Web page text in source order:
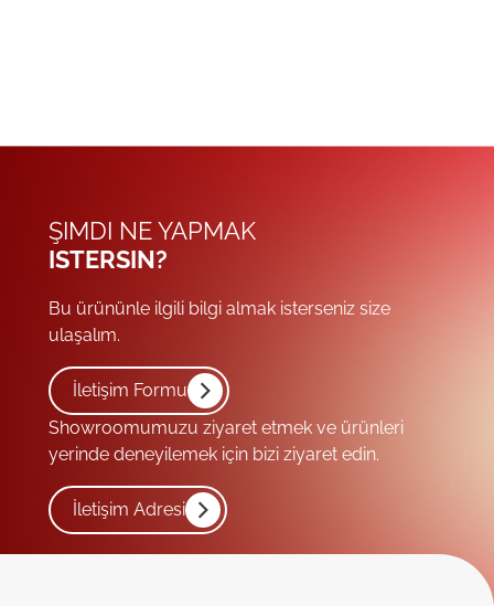
ŞIMDI NE YAPMAK
ISTERSIN?
Bu ürününle ilgili bilgi almak isterseniz size
ulaşalım.
İletişim Formu
Showroomumuzu ziyaret etmek ve ürünleri
yerinde deneyilemek için bizi ziyaret edin.
İletişim Adresi